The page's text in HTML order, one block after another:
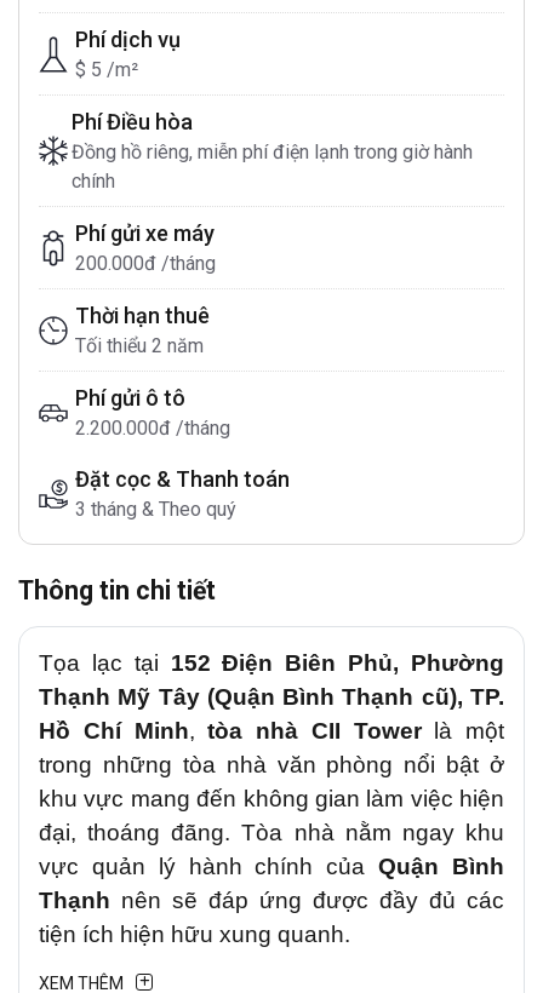
Phí dịch vụ
$ 5 /m²
Phí Điều hòa
Đồng hồ riêng, miễn phí điện lạnh trong giờ hành
chính
Phí gửi xe máy
200.000đ /tháng
Thời hạn thuê
Tối thiểu 2 năm
Phí gửi ô tô
2.200.000đ /tháng
Đặt cọc & Thanh toán
3 tháng & Theo quý
Thông tin chi tiết
Tọa lạc tại 152 Điện Biên Phủ, Phường
Thạnh Mỹ Tây (Quận Bình Thạnh cũ), TP.
Hồ Chí Minh,tòa nhà CII Towerlà một
trong những tòa nhà văn phòng nổi bật ở
khu vực mang đến không gian làm việc hiện
đại, thoáng đãng. Tòa nhà nằm ngay khu
vực quản lý hành chính củaQuận Bình
Thạnh nên sẽ đáp ứng được đầy đủ các
tiện ích hiện hữu xung quanh.
XEM THÊM